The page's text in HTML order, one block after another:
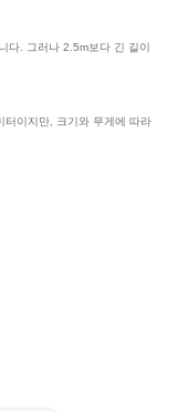
다. 그러나 2.5m보다 긴 길이
이지만, 크기와 무게에 따라